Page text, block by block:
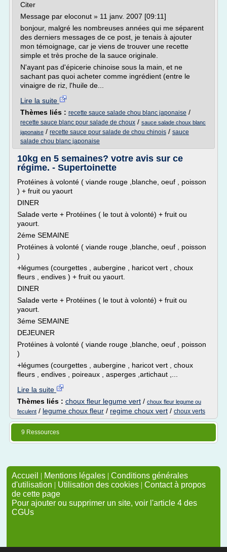
Citer
Message par eloconut » 11 janv. 2007 [09:11]
bonjour, malgré les nombreuses années qui me séparent
des derniers messages de ce post, je tenais à ajouter
mon témoignage, car je viens de trouver une recette
simple et très proche de la sauce originale.
N'ayant pas d'épicerie chinoise sous la main, et ne
sachant pas quoi acheter comme ingrédient (entre le
vinaigre de riz, l'huile de...
Lire la suite
Thèmes liés : recette sauce salade chou blanc japonaise /
recette sauce blanc pour salade de choux / sauce salade choux blanc
japonaise / recette sauce pour salade de chou chinois / sauce
salade chou blanc japonaise
10kg en 5 semaines? votre avis sur ce
régime. - Supertoinette
Protéines à volonté ( viande rouge ,blanche, oeuf , poisson
) + fruit ou yaourt
DINER
Salade verte + Protéines ( le tout à volonté) + fruit ou
yaourt.
2éme SEMAINE
Protéines à volonté ( viande rouge ,blanche, oeuf , poisson
)
+légumes (courgettes , aubergine , haricot vert , choux
fleurs , endives ) + fruit ou yaourt.
DINER
Salade verte + Protéines ( le tout à volonté) + fruit ou
yaourt.
3éme SEMAINE
DEJEUNER
Protéines à volonté ( viande rouge ,blanche, oeuf , poisson
)
+légumes (courgettes , aubergine , haricot vert , choux
fleurs , endives , poireaux , asperges ,artichaut ,...
Lire la suite
Thèmes liés : choux fleur legume vert / choux fleur legume ou
feculent / legume choux fleur / regime choux vert / choux verts
9 Ressources
Accueil | Mentions légales | Conditions générales
d'utilisation | Utilisation des cookies | Contact à propos
de cette page
Pour ajouter ou supprimer un site, voir l'article 4 des
CGUs